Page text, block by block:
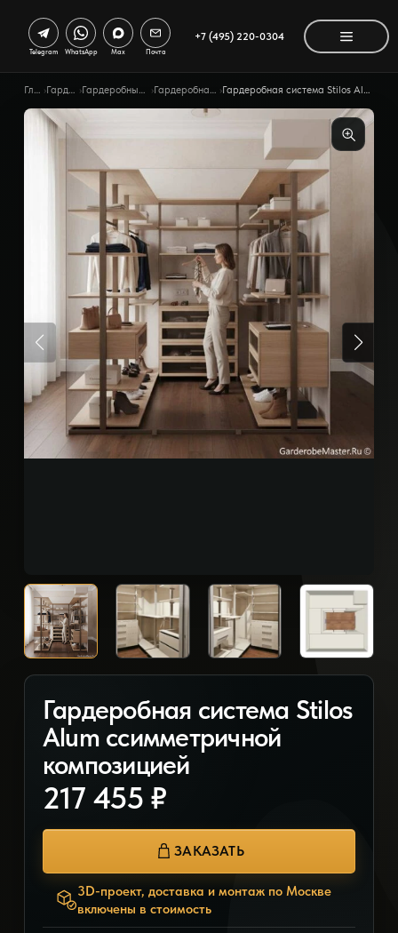
+7 (495) 220-0304
Telegram WhatsApp Max Почта
Главная › Гардеробные › Гардеробные по помещению › Гардеробная для взрослых › Гардеробная система Stilos Alum ссимметричной композицией
Гардеробная система Stilos
Alum ссимметричной
композицией
217 455 ₽
ЗАКАЗАТЬ
3D-проект, доставка и монтаж по Москве
включены в стоимость